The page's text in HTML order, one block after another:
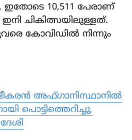
10,511 പേരാണ്
ഇനി ചികിത്സയിലുള്ളത്.
കോവിഡില്‍ നിന്നും
അഫ്ഗാനിസ്ഥാനില്‍
പൊട്ടിത്തെറിച്ചു,